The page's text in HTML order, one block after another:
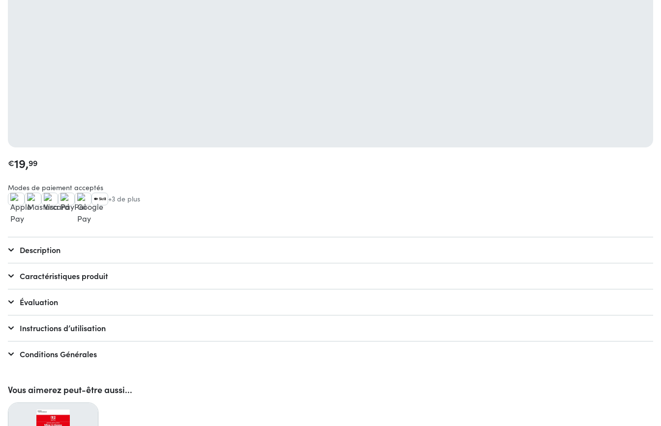
Vous aimerez peut-être aussi...
€19,99
Modes de paiement acceptés
+3 de plus
Description
Caractéristiques produit
Évaluation
Instructions d’utilisation
Conditions Générales